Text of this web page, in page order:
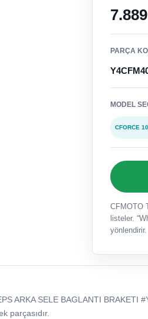
PARÇA
MODEL
CFORCE
CFMOTO
listeler.
yönlendirir.
ARKA SELE BAGLANTI BRAKETI
parçasıdır.